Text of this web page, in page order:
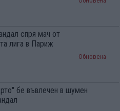
спря мач от
лига в Париж
Обновена
бе въвлечен в шумен